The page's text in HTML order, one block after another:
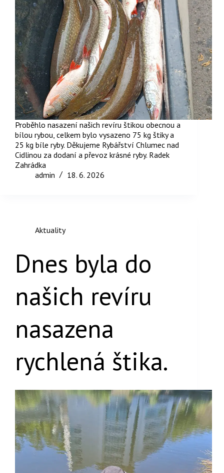
Proběhlo nasazení našich revíru štikou obecnou a
bílou rybou, celkem bylo vysazeno 75 kg štiky a
25 kg bíle ryby. Děkujeme Rybářství Chlumec nad
Cidlinou za dodaní a převoz krásné ryby. Radek
Zahrádka
admin
18. 6. 2026
Aktuality
Dnes byla do
našich revíru
nasazena
rychlená štika.